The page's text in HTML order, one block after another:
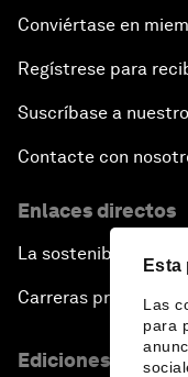
Esta
Las
para
Conviértase en
Regístrese para
Suscríbase a
Contacte con
Enlaces directos
La sostenibilidad en
Carreras
Ediciones en